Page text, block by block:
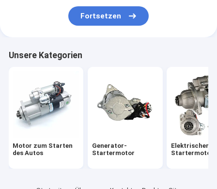
Fortsetzen
Unsere Kategorien
Motor zum Starten
des Autos
Generator-
Startermotor
Elektrischer
Startermotor